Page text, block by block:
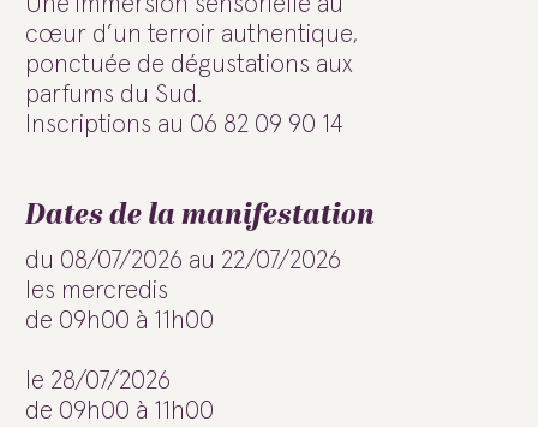
cœur d’un terroir authentique,
ponctuée de dégustations aux
parfums du Sud.
Inscriptions au 06 82 09 90 14
Dates de la manifestation
du 08/07/2026 au 22/07/2026
les mercredis
de 09h00 à 11h00
le 28/07/2026
de 09h00 à 11h00